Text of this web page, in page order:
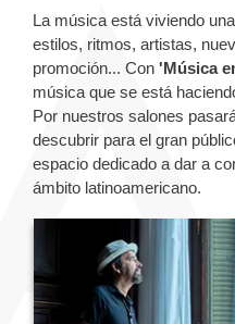
La música está viviendo
estilos, ritmos, artistas,
promoción... Con 'Música
música que se está
Por nuestros salones
descubrir para el gran
espacio dedicado a dar a
ámbito latinoamericano.